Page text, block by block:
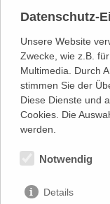
Datenschutz-
Unsere Website
Zwecke, wie z.B.
Multimedia. Durch
stimmen Sie der
Diese Dienste und
Cookies. Die
werden.
Notwendig
Details